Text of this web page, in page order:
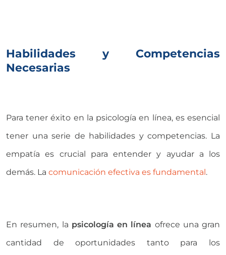
Habilidades y Competencias
Necesarias
Para tener éxito en la psicología en línea, es esencial
tener una serie de habilidades y competencias. La
empatía es crucial para entender y ayudar a los
demás. La comunicación efectiva es fundamental.
En resumen, la psicología en línea ofrece una gran
cantidad de oportunidades tanto para los